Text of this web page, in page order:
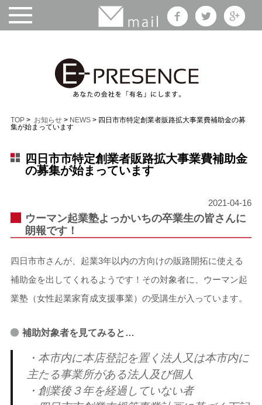
TOP> お知らせ> NEWS> 四日市市特定創業者販路拡大事業費補助金の募
集が始まっています
四日市市特定創業者販路拡大事業費補助金
の募集が始まっています
2021-04-16
ウーマン起業塾よっかいちの卒業生の皆さんに
朗報です！
四日市市さんが、起業3年以内の方向けの販路開拓に使える
補助金を出してくれるようです！その対象者に、ウーマン起
業塾（女性起業家育成支援事業）の受講生が入っています。
補助対象者を見てみると…
・本市内に本店登記を置く法人又は本市内に
主たる事業所がある法人及び個人
・創業後３年を経過していない者